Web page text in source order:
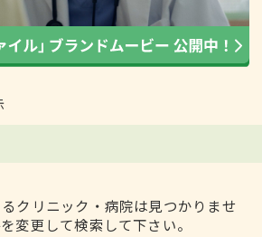
クリニック・病院は見つかりませ
変更して検索して下さい。